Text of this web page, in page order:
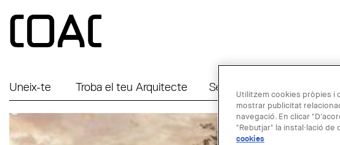
Uneix-te Troba el teu Arquitecte Serveis a Empreses
Utilitzem cookies pròpies i
mostrar publicitat
navegació. En clicar
"Rebutjar" la instal·lació
cookies